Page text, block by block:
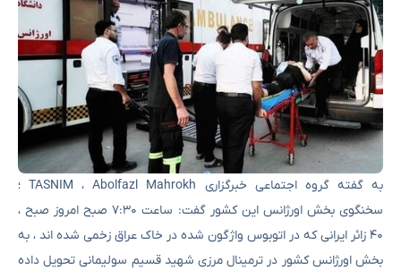
به گفته گروه اجتماعی خبرگزاری TASNIM ، Abolfazl Mahrokh ؛
سخنگوی بخش اورژانس این کشور گفت: ساعت ۷:۳۰ صبح امروز صبح ،
۴۰ زائر ایرانی که در اتوبوس واژگون شده در خاک عراق زخمی شده اند ، به
بخش اورژانس کشور در ترمینال مرزی شهید قسیم سولیمانی تحویل داده